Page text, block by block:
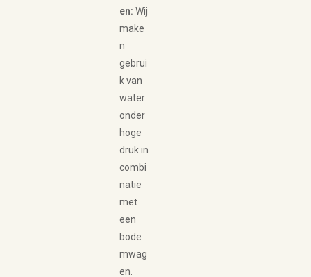
en: Wij
make
n
gebrui
k van
water
onder
hoge
druk in
combi
natie
met
een
bode
mwag
en.